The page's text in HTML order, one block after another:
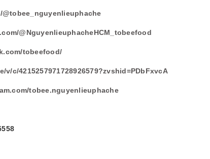
@NguyenlieuphacheHCM_tobeefood
tobeefood/
v/c/4215257971728926579?zvshid=PDbFxvcA
tobee.nguyenlieuphache